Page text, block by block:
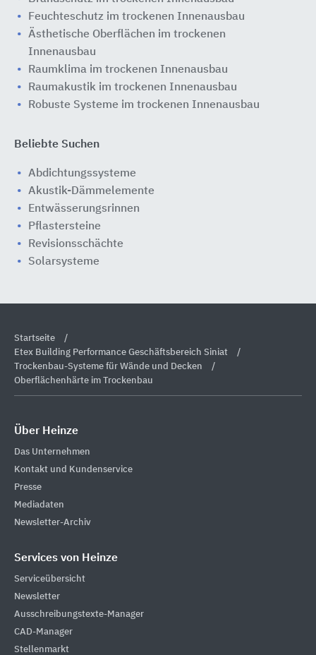
Feuchteschutz im trockenen Innenausbau
Ästhetische Oberflächen im trockenen
Innenausbau
Raumklima im trockenen Innenausbau
Raumakustik im trockenen Innenausbau
Robuste Systeme im trockenen Innenausbau
Beliebte Suchen
Abdichtungssysteme
Akustik-Dämmelemente
Entwässerungsrinnen
Pflastersteine
Revisionsschächte
Solarsysteme
Startseite
Etex Building Performance Geschäftsbereich Siniat
Trockenbau-Systeme für Wände und Decken
Oberflächenhärte im Trockenbau
Über Heinze
Das Unternehmen
Kontakt und Kundenservice
Presse
Mediadaten
Newsletter-Archiv
Services von Heinze
Serviceübersicht
Newsletter
Ausschreibungstexte-Manager
CAD-Manager
Stellenmarkt